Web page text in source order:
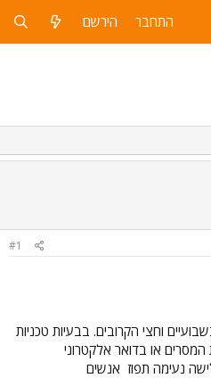
התחבר הירשם
#1
וחצי הקרובים. בבעיות טכניות
או בדואר אלקטרוני
נעימה תפוז אנשים